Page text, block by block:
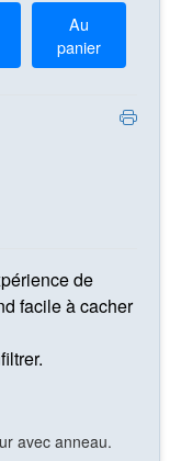
Au
panier
de
facile à cacher
avec anneau.